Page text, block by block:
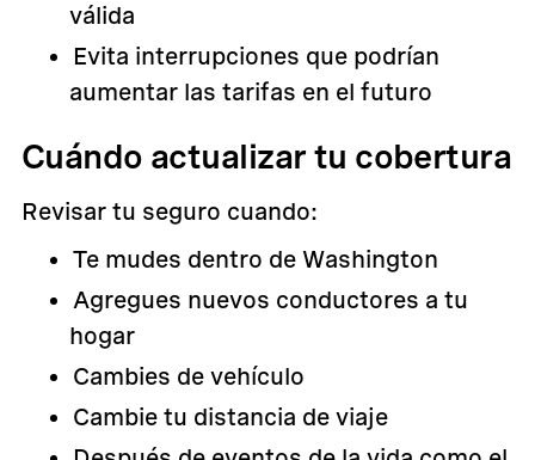
válida
Evita interrupciones que podrían
aumentar las tarifas en el futuro
Cuándo actualizar tu cobertura
Revisar tu seguro cuando:
Te mudes dentro de Washington
Agregues nuevos conductores a tu
hogar
Cambies de vehículo
Cambie tu distancia de viaje